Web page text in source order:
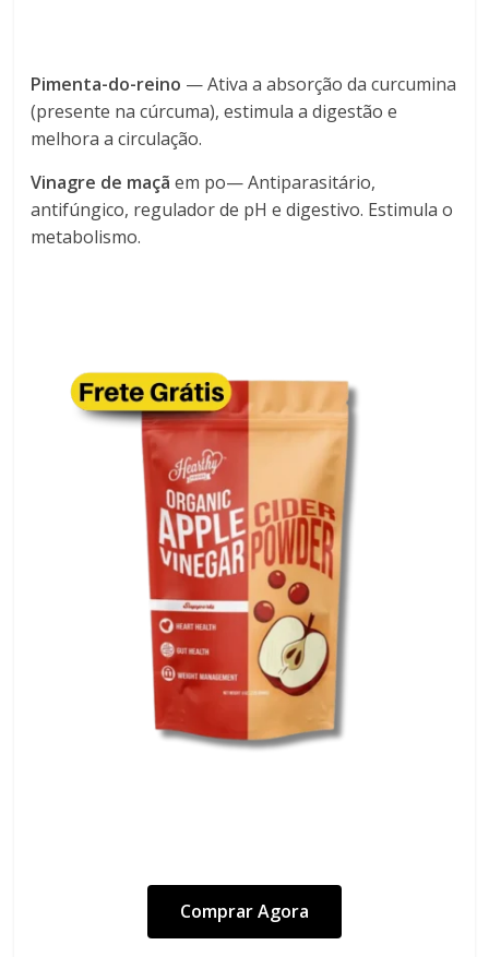
Pimenta-do-reino — Ativa a absorção da curcumina
(presente na cúrcuma), estimula a digestão e
melhora a circulação.
Vinagre de maçã em po— Antiparasitário,
antifúngico, regulador de pH e digestivo. Estimula o
metabolismo.
Comprar Agora